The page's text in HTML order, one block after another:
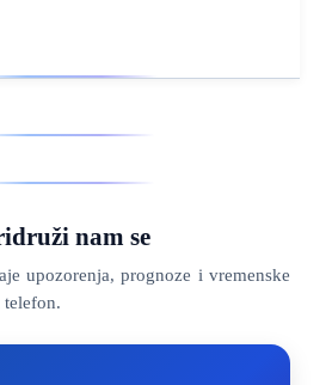
nam se
upozorenja, prognoze i vremenske